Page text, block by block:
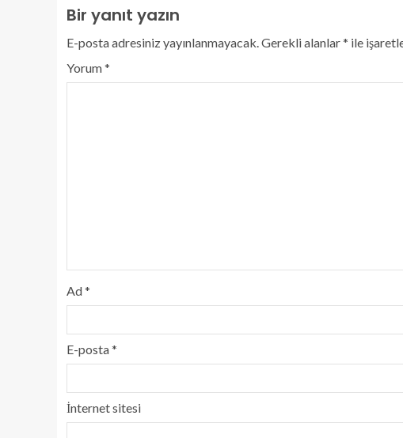
Bir yanıt yazın
E-posta adresiniz yayınlanmayacak.Gerekli alanlar* ile
Yorum*
Ad*
E-posta*
İnternet sitesi